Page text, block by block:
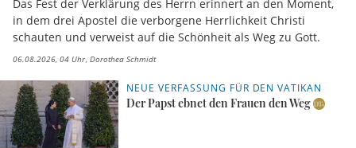
Das Fest der Verklärung des Herrn erinnert an den Moment,
in dem drei Apostel die verborgene Herrlichkeit Christi
schauten und verweist auf die Schönheit als Weg zu Gott.
06.08.2026, 04 Uhr Dorothea Schmidt
NEUE VERFASSUNG FÜR DEN VATIKAN
Der Papst ebnet den Frauen den Weg